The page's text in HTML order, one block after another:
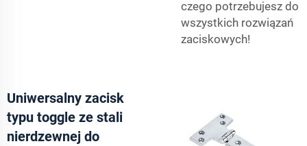
czego potrzebujesz do
wszystkich rozwiązań
zaciskowych!
Uniwersalny zacisk
typu toggle ze stali
nierdzewnej do